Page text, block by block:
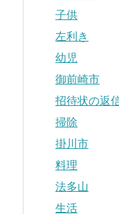
子供
左利き
幼児
御前崎市
招待状の返
掃除
掛川市
料理
法多山
生活